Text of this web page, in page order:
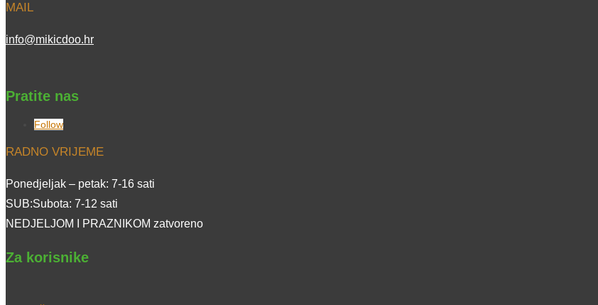
MAIL
info@mikicdoo.hr
Pratite nas
Follow
RADNO VRIJEME
Ponedjeljak – petak: 7-16 sati
SUB:Subota: 7-12 sati
NEDJELJOM I PRAZNIKOM zatvoreno
Za korisnike